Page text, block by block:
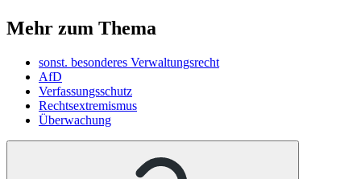
Mehr zum Thema
sonst. besonderes Verwaltungsrecht
AfD
Verfassungsschutz
Rechtsextremismus
Überwachung